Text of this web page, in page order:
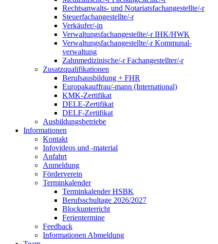
Rechtsanwalts- und Notariatsfachangestellte/-r
Steuerfachangestellte/-r
Verkäufer/-in
Verwaltungs­fach­angestellte/-r IHK/HWK
Verwaltungsfach­angestellte/-r Kommunal­
verwaltung
Zahnmedizinische/-r Fachangestellter/-r
Zusatzqualifikationen
Berufsausbildung + FHR
Europakauffrau/-mann (International)
KMK-Zertifikat
DELE-Zertifikat
DELF-Zertifikat
Ausbildungsbetriebe
Informationen
Kontakt
Infovideos und -material
Anfahrt
Anmeldung
Förderverein
Terminkalender
Terminkalender HSBK
Berufsschultage 2026/2027
Blockunterricht
Ferientermine
Feedback
Informationen Abmeldung